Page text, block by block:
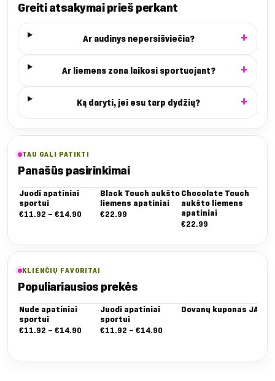
Greiti atsakymai prieš perkant
Ar audinys nepersišviečia?
Ar liemens zona laikosi sportuojant?
Ką daryti, jei esu tarp dydžių?
TAU GALI PATIKTI
Panašūs pasirinkimai
Juodi apatiniai
sportui
€11.92 – €14.90
Black Touch aukšto
liemens apatiniai
€22.99
Chocolate Touch
aukšto liemens
apatiniai
€22.99
KLIENČIŲ FAVORITAI
Populiariausios prekės
Nude apatiniai
sportui
€11.92 – €14.90
Juodi apatiniai
sportui
€11.92 – €14.90
Dovanų kuponas JAI